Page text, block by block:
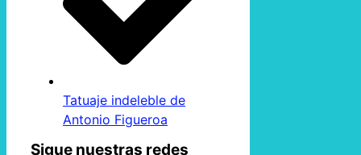
Tatuaje indeleble de
Antonio Figueroa
Sigue nuestras redes